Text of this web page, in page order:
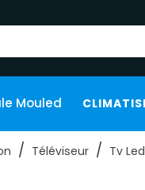
Mouled
Téléviseur Tv Led